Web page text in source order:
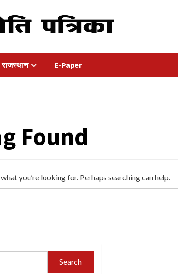
राजस्थान E-Paper
Found
you’re looking for. Perhaps searching can help.
Search